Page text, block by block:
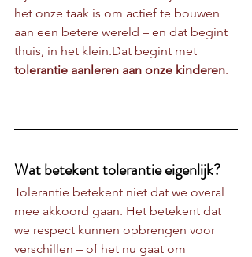
het onze taak is om actief te bouwen
aan een betere wereld – en dat begint
thuis, in het klein.Dat begint met
tolerantie aanleren aan onze kinderen.
Wat betekent tolerantie eigenlijk?
Tolerantie betekent niet dat we overal
mee akkoord gaan. Het betekent dat
we respect kunnen opbrengen voor
verschillen – of het nu gaat om